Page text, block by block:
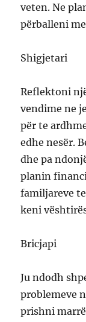
veten. Ne
përballeni
Shigjetari
Reflektoni
vendime ne
për te
edhe nesër.
dhe pa
planin
familjareve
keni
Bricjapi
Ju ndodh
problemeve
prishni